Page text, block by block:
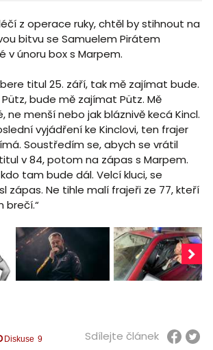
z operace ruky, chtěl by stihnout na
bitvu se Samuelem Pirátem
v únoru box s Marpem.
titul 25. září, tak mě zajímat bude.
bude mě zajímat Pütz. Mě
ne menší nebo jak bláznivě kecá Kincl.
vyjádření ke Kinclovi, ten frajer
Soustředím se, abych se vrátil
v 84, potom na zápas s Marpem.
tam bude dál. Velcí kluci, se
zápas. Ne tihle malí frajeři ze 77, kteří
brečí.“
Diskuse 9 Sdílejte článek